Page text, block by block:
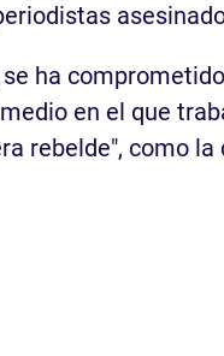
ha
en el que
rebelde", como la